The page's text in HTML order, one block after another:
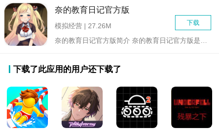
奈的教育日记官方版
下载
模拟经营 | 27.26M
下载了此应用的用户还下载了